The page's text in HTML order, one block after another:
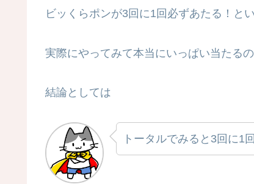
ビッくらポンが3回に1回必ずあたる！と
実際にやってみて本当にいっぱい当たる
結論としては
トータルでみると3回に1